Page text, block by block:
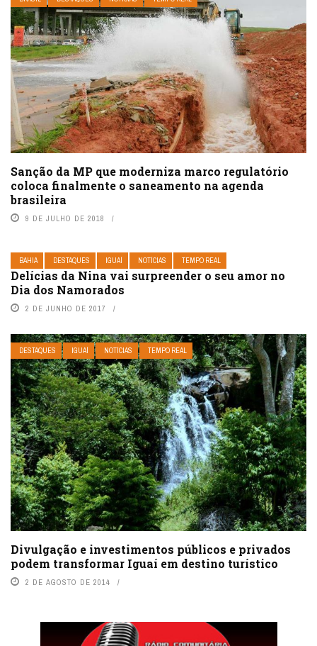
Sanção da MP que moderniza marco regulatório
coloca finalmente o saneamento na agenda
brasileira
9 DE JULHO DE 2018
BAHIA DESTAQUES IGUAÍ NOTÍCIAS TEMPO REAL
Delícias da Nina vai surpreender o seu amor no
Dia dos Namorados
2 DE JUNHO DE 2017
DESTAQUES IGUAÍ NOTÍCIAS TEMPO REAL
Divulgação e investimentos públicos e privados
podem transformar Iguaí em destino turístico
2 DE AGOSTO DE 2014